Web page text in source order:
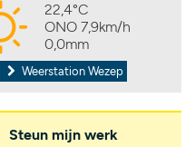
22,4°C
ONO 7,9km/h
0,0mm
Weerstation Wezep
Steun mijn werk